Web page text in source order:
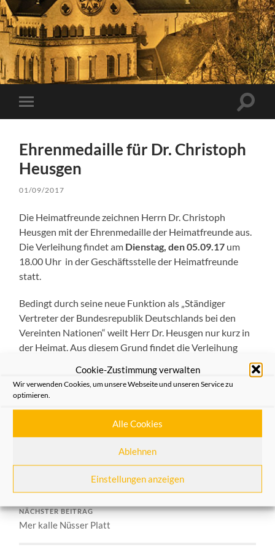
Cookie-Zustimmung verwalten
Wir verwenden Cookies, um unsere Webseite und unseren Service zu
optimieren.
Alle Cookies
Ablehnen
Einstellungen anzeigen
Mobile-
Menü
Ehrenmedaille für Dr. Christoph
Heusgen
01/09/2017
Die Heimatfreunde zeichnen Herrn Dr. Christoph
Heusgen mit der Ehrenmedaille der Heimatfreunde aus.
Die Verleihung findet am Dienstag, den 05.09.17 um
18.00 Uhr in der Geschäftsstelle der Heimatfreunde
statt.
Bedingt durch seine neue Funktion als „Ständiger
Vertreter der Bundesrepublik Deutschlands bei den
Vereinten Nationen“ weilt Herr Dr. Heusgen nur kurz in
der Heimat. Aus diesem Grund findet die Verleihung
unmittelbar nach Schützenfest statt, hier marschiert Dr.
Christoph Heusgen in den Reihen der Neusser
Schützenlust, im Zug „Nur So“ mit.
Aus dem Verein
VORHERIGER BEITRAG
Spontane Reinigungsaktion am Ehrenmal
NÄCHSTER BEITRAG
Mer kalle Nüsser Platt